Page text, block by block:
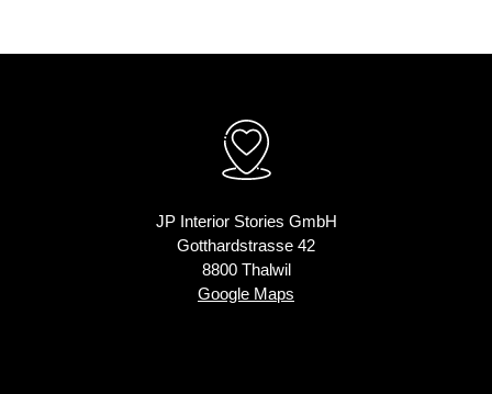
JP Interior Stories GmbH
Gotthardstrasse 42
8800 Thalwil
Google Maps